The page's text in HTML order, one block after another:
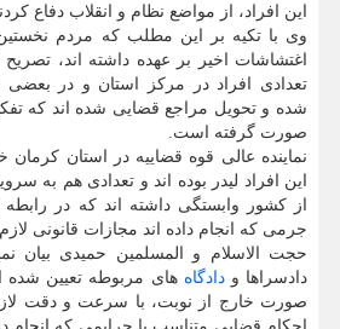
این افراد، از مواضع نظام و انقلاب دفاع
وی با تکیه بر این مطلب که مردم
اغتشاشات اخیر بر عهده داشته اند،
تعدادی افراد در مرکز استان و در بعضی
شده و تحویل مراجع قضایی شده اند که
صورت گرفته است.
نماینده عالی قوه قضاییه در استان
این افراد لیدر بوده اند و تعدادی هم به
از کشور وابستگی داشته اند که در رابطه
جرمی که انجام داده اند مجازات قانونی
حجت الاسلام و المسلمین حمیدی بیان
دادسراها ودادگاه های مربوطه تعیین
صورت خارج از نوبت، با سرعت و دقت